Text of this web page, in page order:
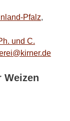
Pfalz,
und C.
Weizen